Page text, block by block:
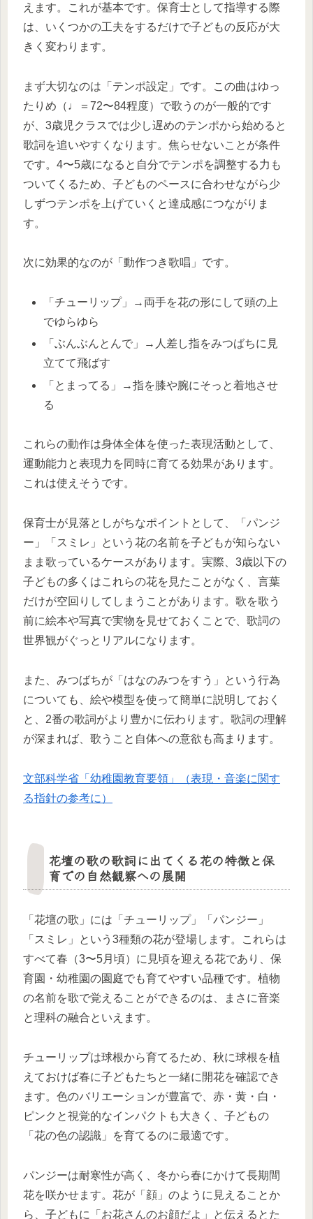
えます。これが基本です。保育士として指導する際
は、いくつかの工夫をするだけで子どもの反応が大
きく変わります。
まず大切なのは「テンポ設定」です。この曲はゆっ
たりめ（♩＝72〜84程度）で歌うのが一般的です
が、3歳児クラスでは少し遅めのテンポから始めると
歌詞を追いやすくなります。焦らせないことが条件
です。4〜5歳になると自分でテンポを調整する力も
ついてくるため、子どものペースに合わせながら少
しずつテンポを上げていくと達成感につながりま
す。
次に効果的なのが「動作つき歌唱」です。
「チューリップ」→両手を花の形にして頭の上
でゆらゆら
「ぶんぶんとんで」→人差し指をみつばちに見
立てて飛ばす
「とまってる」→指を膝や腕にそっと着地させ
る
これらの動作は身体全体を使った表現活動として、
運動能力と表現力を同時に育てる効果があります。
これは使えそうです。
保育士が見落としがちなポイントとして、「パンジ
ー」「スミレ」という花の名前を子どもが知らない
まま歌っているケースがあります。実際、3歳以下の
子どもの多くはこれらの花を見たことがなく、言葉
だけが空回りしてしまうことがあります。歌を歌う
前に絵本や写真で実物を見せておくことで、歌詞の
世界観がぐっとリアルになります。
また、みつばちが「はなのみつをすう」という行為
についても、絵や模型を使って簡単に説明しておく
と、2番の歌詞がより豊かに伝わります。歌詞の理解
が深まれば、歌うこと自体への意欲も高まります。
文部科学省「幼稚園教育要領」（表現・音楽に関す
る指針の参考に）
花壇の歌の歌詞に出てくる花の特徴と保
育での自然観察への展開
「花壇の歌」には「チューリップ」「パンジー」
「スミレ」という3種類の花が登場します。これらは
すべて春（3〜5月頃）に見頃を迎える花であり、保
育園・幼稚園の園庭でも育てやすい品種です。植物
の名前を歌で覚えることができるのは、まさに音楽
と理科の融合といえます。
チューリップは球根から育てるため、秋に球根を植
えておけば春に子どもたちと一緒に開花を確認でき
ます。色のバリエーションが豊富で、赤・黄・白・
ピンクと視覚的なインパクトも大きく、子どもの
「花の色の認識」を育てるのに最適です。
パンジーは耐寒性が高く、冬から春にかけて長期間
花を咲かせます。花が「顔」のように見えることか
ら、子どもに「お花さんのお顔だよ」と伝えるとた